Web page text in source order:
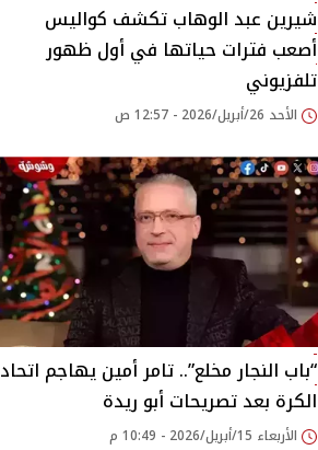
شيرين عبد الوهاب تكشف كواليس
أصعب فترات حياتها في أول ظهور
تلفزيوني
الأحد 26/أبريل/2026 - 12:57 ص
“باب النجار مخلع”.. تامر أمين يهاجم اتحاد
الكرة بعد تصريحات أبو ريدة
الأربعاء 15/أبريل/2026 - 10:49 م